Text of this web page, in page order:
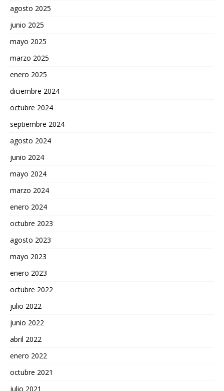
agosto 2025
junio 2025
mayo 2025
marzo 2025
enero 2025
diciembre 2024
octubre 2024
septiembre 2024
agosto 2024
junio 2024
mayo 2024
marzo 2024
enero 2024
octubre 2023
agosto 2023
mayo 2023
enero 2023
octubre 2022
julio 2022
junio 2022
abril 2022
enero 2022
octubre 2021
julio 2021